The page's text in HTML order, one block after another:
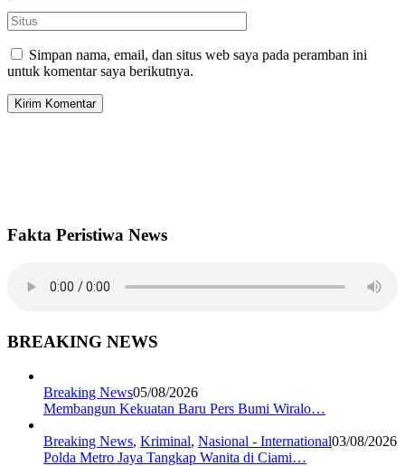
Simpan nama, email, dan situs web saya pada peramban ini
untuk komentar saya berikutnya.
Fakta Peristiwa News
BREAKING NEWS
Breaking News05/08/2026
Membangun Kekuatan Baru Pers Bumi Wiralo…
Breaking News, Kriminal, Nasional - International03/08/2026
Polda Metro Jaya Tangkap Wanita di Ciami…